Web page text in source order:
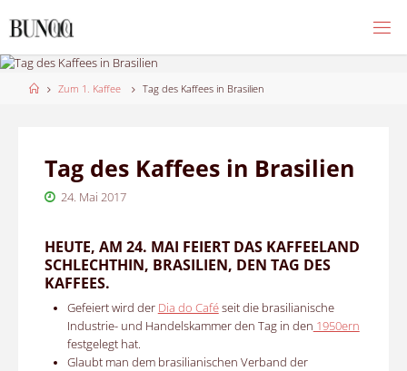
to
HomeZum 1. Kaffee Tag des Kaffees in Brasilien
Tag des Kaffees in Brasilien
24. Mai 2017
HEUTE, AM 24. MAI FEIERT DAS KAFFEELAND
SCHLECHTHIN, BRASILIEN, DEN TAG DES
KAFFEES.
Gefeiert wird der Dia do Caféseit die brasilianische
Industrie- und Handelskammer den Tag in den 1950ern
festgelegt hat.
Glaubt man dem brasilianischen Verband der